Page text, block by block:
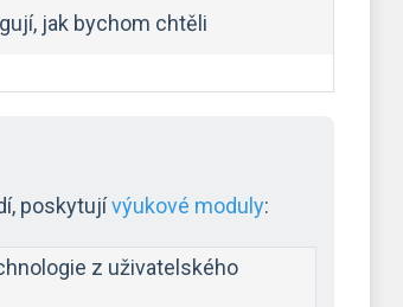
jak bychom chtěli
poskytujívýukové moduly:
z uživatelského